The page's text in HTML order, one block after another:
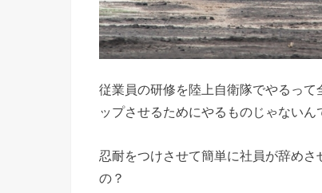
従業員の研修を陸上自衛隊でやるっ
ップさせるためにやるものじゃないん
忍耐をつけさせて簡単に社員が辞め
の？